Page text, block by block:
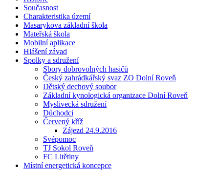
Současnost
Charakteristika území
Masarykova základní škola
Mateřská škola
Mobilní aplikace
Hlášení závad
Spolky a sdružení
Sbory dobrovolných hasičů
Český zahrádkářský svaz ZO Dolní Roveň
Dětský dechový soubor
Základní kynologická organizace Dolní Roveň
Myslivecká sdružení
Důchodci
Červený kříž
Zájezd 24.9.2016
Svépomoc
TJ Sokol Roveň
FC Litětiny
Místní energetická koncepce